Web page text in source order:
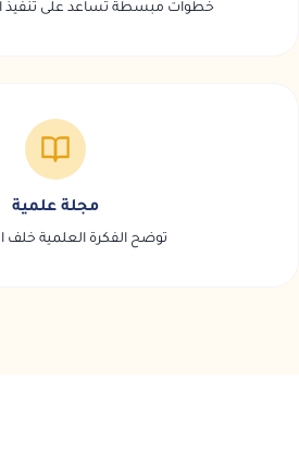
خطوات مبسطة تساعد على تنفيذ
مجلة علمية
توضح الفكرة العلمية خلف